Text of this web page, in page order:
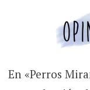
En «Perros